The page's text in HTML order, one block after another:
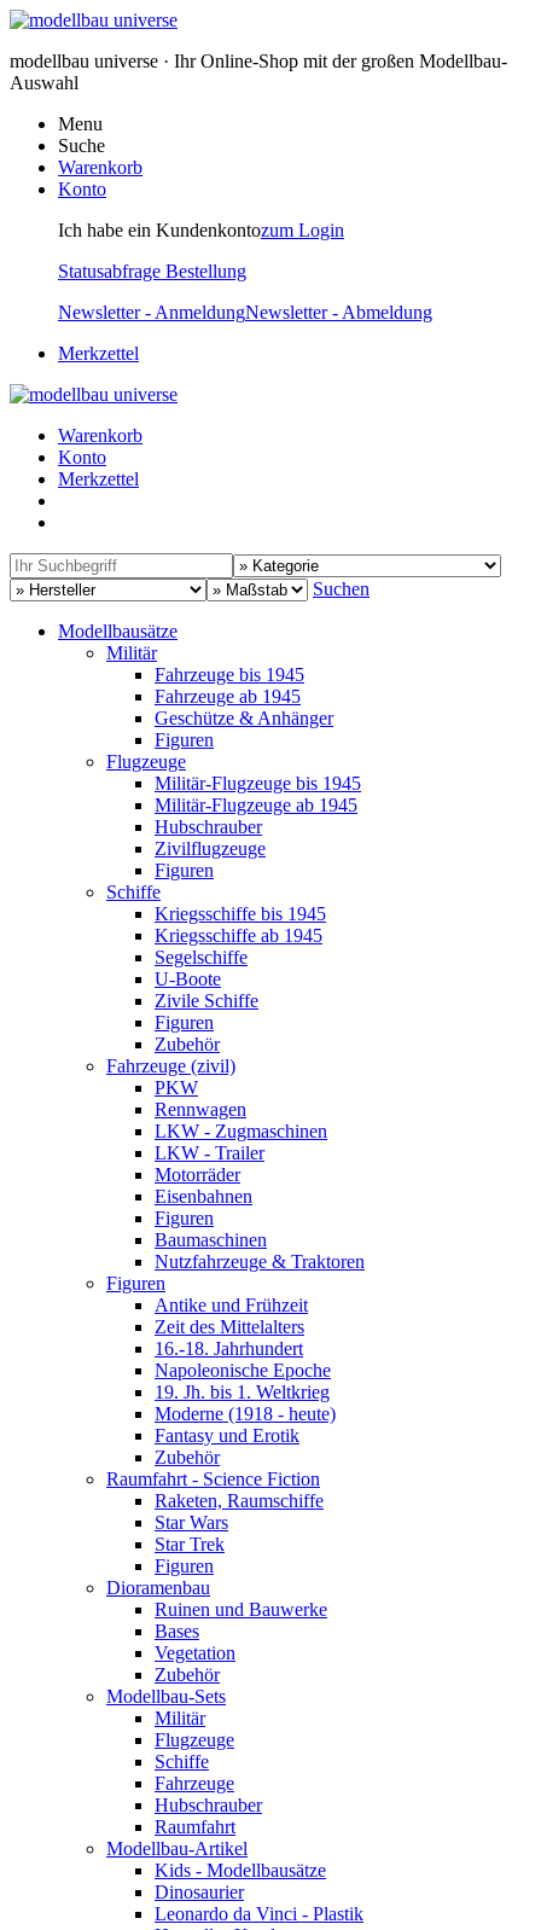
modellbau universe · Ihr Online-Shop mit der großen Modellbau-
Auswahl
Menu
Suche
Warenkorb
Konto
Ich habe ein Kundenkontozum Login
Statusabfrage Bestellung
Newsletter - AnmeldungNewsletter - Abmeldung
Merkzettel
Warenkorb
Konto
Merkzettel
Suchen
Modellbausätze
Militär
Fahrzeuge bis 1945
Fahrzeuge ab 1945
Geschütze & Anhänger
Figuren
Flugzeuge
Militär-Flugzeuge bis 1945
Militär-Flugzeuge ab 1945
Hubschrauber
Zivilflugzeuge
Figuren
Schiffe
Kriegsschiffe bis 1945
Kriegsschiffe ab 1945
Segelschiffe
U-Boote
Zivile Schiffe
Figuren
Zubehör
Fahrzeuge (zivil)
PKW
Rennwagen
LKW - Zugmaschinen
LKW - Trailer
Motorräder
Eisenbahnen
Figuren
Baumaschinen
Nutzfahrzeuge & Traktoren
Figuren
Antike und Frühzeit
Zeit des Mittelalters
16.-18. Jahrhundert
Napoleonische Epoche
19. Jh. bis 1. Weltkrieg
Moderne (1918 - heute)
Fantasy und Erotik
Zubehör
Raumfahrt - Science Fiction
Raketen, Raumschiffe
Star Wars
Star Trek
Figuren
Dioramenbau
Ruinen und Bauwerke
Bases
Vegetation
Zubehör
Modellbau-Sets
Militär
Flugzeuge
Schiffe
Fahrzeuge
Hubschrauber
Raumfahrt
Modellbau-Artikel
Kids - Modellbausätze
Dinosaurier
Leonardo da Vinci - Plastik